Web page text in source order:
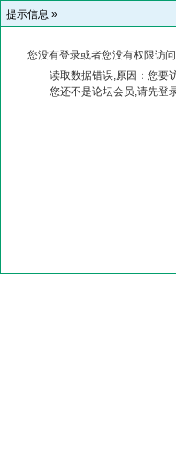
提示信息 »
您没有登录或者您没有权限访
读取数据错误,原因：您要
您还不是论坛会员,请先登